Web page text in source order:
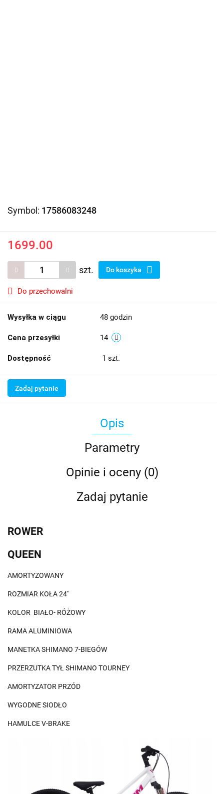
Symbol: 17586083248
1699.00
szt. Do koszyka
Do przechowalni
Wysyłka w ciągu 48 godzin
Cena przesyłki 14
Dostępność 1 szt.
Zadaj pytanie
Opis
Parametry
Opinie i oceny (0)
Zadaj pytanie
ROWER
QUEEN
AMORTYZOWANY
ROZMIAR KOŁA 24''
KOLOR BIAŁO- RÓŻOWY
RAMA ALUMINIOWA
MANETKA SHIMANO 7-BIEGÓW
PRZERZUTKA TYŁ SHIMANO TOURNEY
AMORTYZATOR PRZÓD
WYGODNE SIODŁO
HAMULCE V-BRAKE